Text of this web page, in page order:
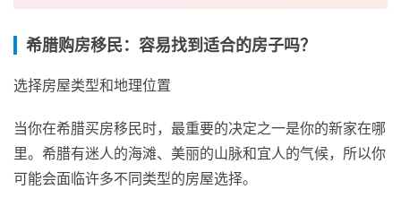
希腊购房移民：容易找到适合的房子吗？
选择房屋类型和地理位置
当你在希腊买房移民时，最重要的决定之一是你的新家在哪
里。希腊有迷人的海滩、美丽的山脉和宜人的气候，所以你
可能会面临许多不同类型的房屋选择。